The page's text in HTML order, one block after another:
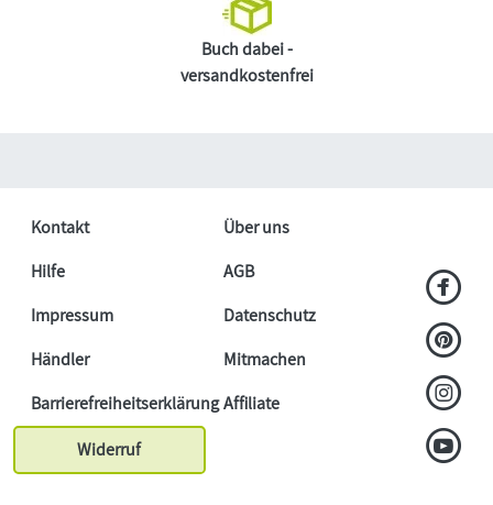
Buch dabei -
versandkostenfrei
Kontakt
Über uns
Hilfe
AGB
Impressum
Datenschutz
Händler
Mitmachen
BarrierefreiheitserklärungAffiliate
Widerruf